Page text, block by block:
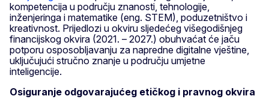
kompetencija u području znanosti, tehnologije,
inženjeringa i matematike (eng. STEM), poduzetništvo i
kreativnost. Prijedlozi u okviru sljedećeg višegodišnjeg
financijskog okvira (2021. – 2027.) obuhvaćat će jaču
potporu osposobljavanju za napredne digitalne vještine,
uključujući stručno znanje u području umjetne
inteligencije.
Osiguranje odgovarajućeg etičkog i pravnog okvira